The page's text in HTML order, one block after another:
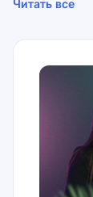
Читать все